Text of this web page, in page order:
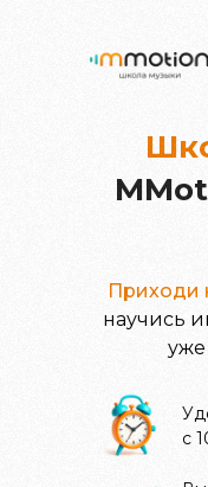
Приходи
научись
уже
с